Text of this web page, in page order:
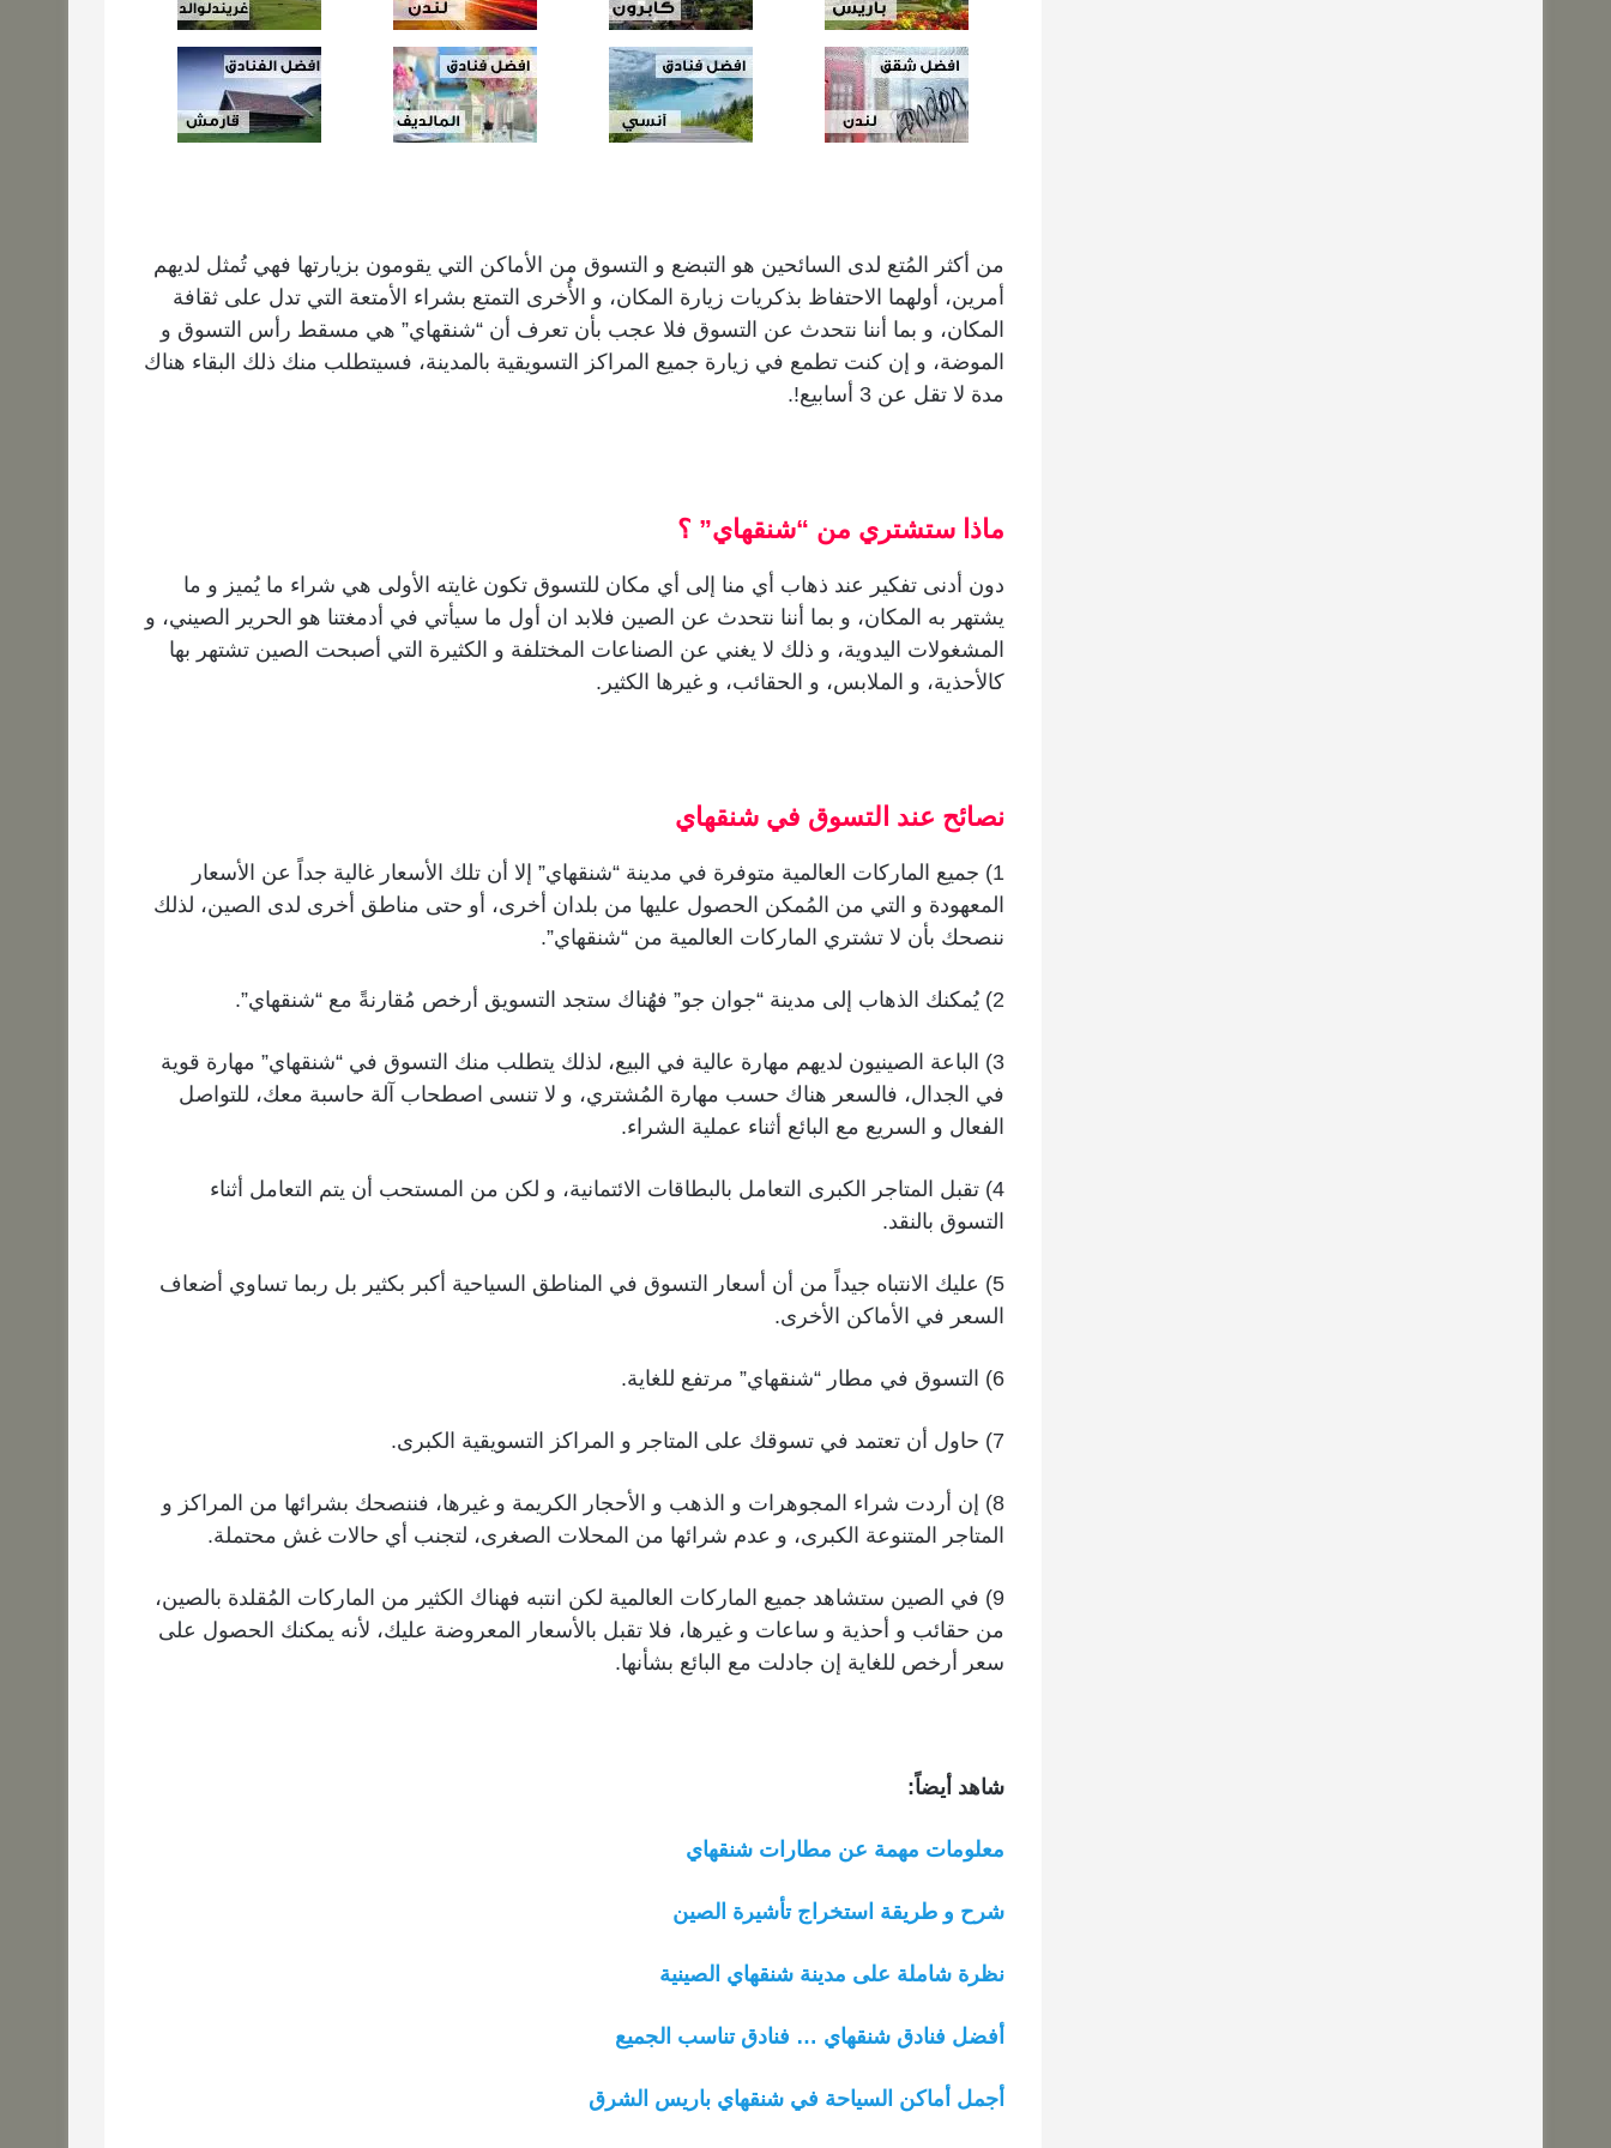
من أكثر المُتع لدى السائحين هو التبضع و التسوق من الأماكن التي يقومون بزيارتها فهي تُمثل لديهم
أمرين، أولهما الاحتفاظ بذكريات زيارة المكان، و الأُخرى التمتع بشراء الأمتعة التي تدل على ثقافة
المكان، و بما أننا نتحدث عن التسوق فلا عجب بأن تعرف أن “شنقهاي” هي مسقط رأس التسوق و
الموضة، و إن كنت تطمع في زيارة جميع المراكز التسويقية بالمدينة، فسيتطلب منك ذلك البقاء هناك
مدة لا تقل عن 3 أسابيع!.
ماذا ستشتري من “شنقهاي” ؟
دون أدنى تفكير عند ذهاب أي منا إلى أي مكان للتسوق تكون غايته الأولى هي شراء ما يُميز و ما
يشتهر به المكان، و بما أننا نتحدث عن الصين فلابد ان أول ما سيأتي في أدمغتنا هو الحرير الصيني، و
المشغولات اليدوية، و ذلك لا يغني عن الصناعات المختلفة و الكثيرة التي أصبحت الصين تشتهر بها
كالأحذية، و الملابس، و الحقائب، و غيرها الكثير.
نصائح عند التسوق في شنقهاي
1) جميع الماركات العالمية متوفرة في مدينة “شنقهاي” إلا أن تلك الأسعار غالية جداً عن الأسعار
المعهودة و التي من المُمكن الحصول عليها من بلدان أخرى، أو حتى مناطق أخرى لدى الصين، لذلك
ننصحك بأن لا تشتري الماركات العالمية من “شنقهاي”.
2) يُمكنك الذهاب إلى مدينة “جوان جو” فهُناك ستجد التسويق أرخص مُقارنةً مع “شنقهاي”.
3) الباعة الصينيون لديهم مهارة عالية في البيع، لذلك يتطلب منك التسوق في “شنقهاي” مهارة قوية
في الجدال، فالسعر هناك حسب مهارة المُشتري، و لا تنسى اصطحاب آلة حاسبة معك، للتواصل
الفعال و السريع مع البائع أثناء عملية الشراء.
4) تقبل المتاجر الكبرى التعامل بالبطاقات الائتمانية، و لكن من المستحب أن يتم التعامل أثناء
التسوق بالنقد.
5) عليك الانتباه جيداً من أن أسعار التسوق في المناطق السياحية أكبر بكثير بل ربما تساوي أضعاف
السعر في الأماكن الأخرى.
6) التسوق في مطار “شنقهاي” مرتفع للغاية.
7) حاول أن تعتمد في تسوقك على المتاجر و المراكز التسويقية الكبرى.
8) إن أردت شراء المجوهرات و الذهب و الأحجار الكريمة و غيرها، فننصحك بشرائها من المراكز و
المتاجر المتنوعة الكبرى، و عدم شرائها من المحلات الصغرى، لتجنب أي حالات غش محتملة.
9) في الصين ستشاهد جميع الماركات العالمية لكن انتبه فهناك الكثير من الماركات المُقلدة بالصين،
من حقائب و أحذية و ساعات و غيرها، فلا تقبل بالأسعار المعروضة عليك، لأنه يمكنك الحصول على
سعر أرخص للغاية إن جادلت مع البائع بشأنها.
شاهد أيضاً:
معلومات مهمة عن مطارات شنقهاي
شرح و طريقة استخراج تأشيرة الصين
نظرة شاملة على مدينة شنقهاي الصينية
أفضل فنادق شنقهاي … فنادق تناسب الجميع
أجمل أماكن السياحة في شنقهاي باريس الشرق